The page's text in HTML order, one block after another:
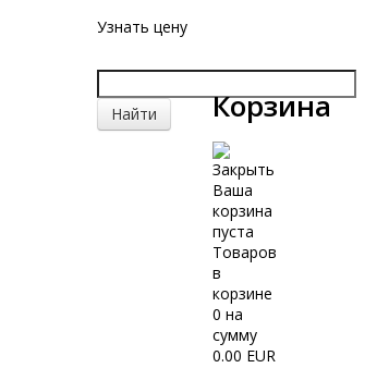
Узнать цену
Корзина
Ваша
корзина
пуста
Товаров
в
корзине
0 на
сумму
0.00 EUR